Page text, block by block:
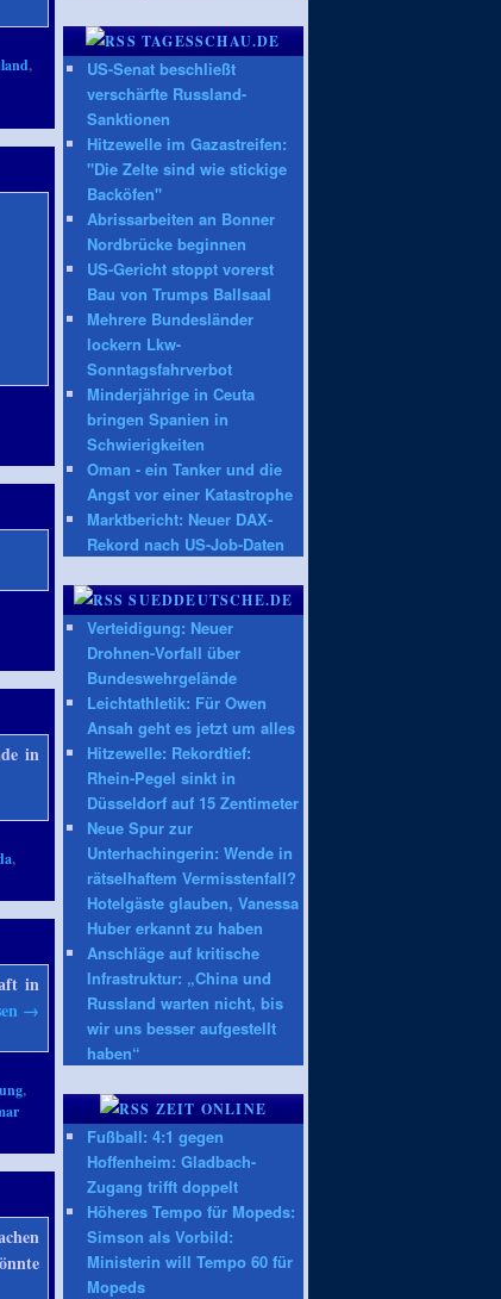
,
in
,
in
→
,
TAGESSCHAU.DE
US-Senat beschließt
verschärfte Russland-
Sanktionen
Hitzewelle im Gazastreifen:
"Die Zelte sind wie stickige
Backöfen"
Abrissarbeiten an Bonner
Nordbrücke beginnen
US-Gericht stoppt vorerst
Bau von Trumps Ballsaal
Mehrere Bundesländer
lockern Lkw-
Sonntagsfahrverbot
Minderjährige in Ceuta
bringen Spanien in
Schwierigkeiten
Oman - ein Tanker und die
Angst vor einer Katastrophe
Marktbericht: Neuer DAX-
Rekord nach US-Job-Daten
SUEDDEUTSCHE.DE
Verteidigung: Neuer
Drohnen-Vorfall über
Bundeswehrgelände
Leichtathletik: Für Owen
Ansah geht es jetzt um alles
Hitzewelle: Rekordtief:
Rhein-Pegel sinkt in
Düsseldorf auf 15 Zentimeter
Neue Spur zur
Unterhachingerin: Wende in
rätselhaftem Vermisstenfall?
Hotelgäste glauben, Vanessa
Huber erkannt zu haben
Anschläge auf kritische
Infrastruktur: „China und
Russland warten nicht, bis
wir uns besser aufgestellt
haben“
ZEIT ONLINE
Fußball: 4:1 gegen
Hoffenheim: Gladbach-
Zugang trifft doppelt
Höheres Tempo für Mopeds:
Simson als Vorbild:
Ministerin will Tempo 60 für
Mopeds